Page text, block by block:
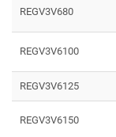
REGV3V680
REGV3V6100
REGV3V6125
REGV3V6150